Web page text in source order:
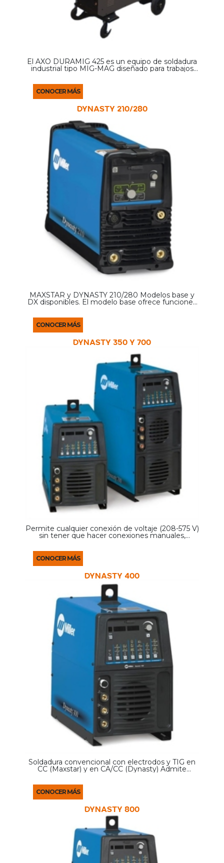
El AXO DURAMIG 425 es un equipo de soldadura
industrial tipo MIG-MAG diseñado para trabajos
externo y un sistema de tracción de 4 rodillos para
CONOCER MÁS
DYNASTY 210/280
MAXSTAR y DYNASTY 210/280 Modelos base y
DX disponibles. El modelo base ofrece funciones
con electrodos. El modelo DX agrega rangos más
CONOCER MÁS
DYNASTY 350 y 700
Permite cualquier conexión de voltaje (208-575 V)
sin tener que hacer conexiones manuales,
de trabajo. La solución ideal para potencia de
CONOCER MÁS
DYNASTY 400
Soldadura convencional con electrodos y TIG en
CC (Maxstar) y en CA/CC (Dynasty) Admite
puentes manuales para ofrecer comodidad en
cualquier entorno ...
CONOCER MÁS
DYNASTY 800